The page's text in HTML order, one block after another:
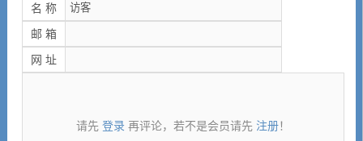
名 称
邮 箱
网 址
请先 登录再评论，若不是会员请先 注册！